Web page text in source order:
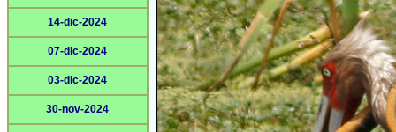
14-dic-2024
07-dic-2024
03-dic-2024
30-nov-2024